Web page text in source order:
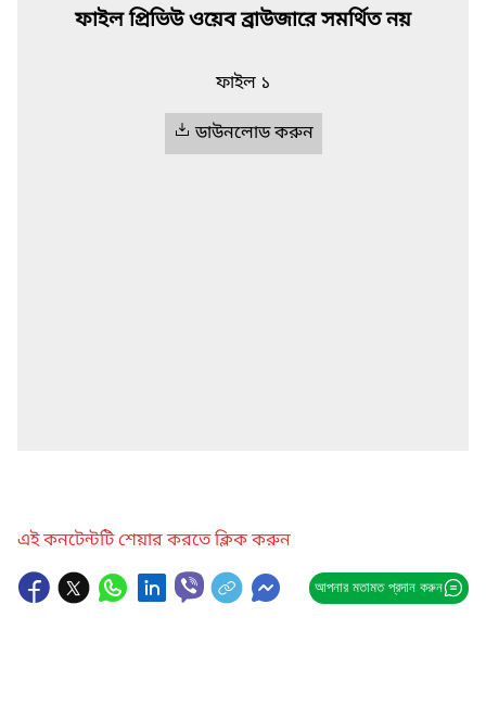
ফাইল প্রিভিউ ওয়েব ব্রাউজারে সমর্থিত নয়
ফাইল ১
ডাউনলোড করুন
এই কনটেন্টটি শেয়ার করতে ক্লিক করুন
আপনার মতামত প্রদান করুন